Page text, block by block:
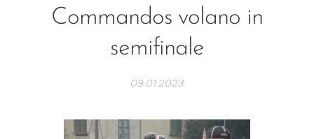
Commandos volano in
semifinale
09.01.2023